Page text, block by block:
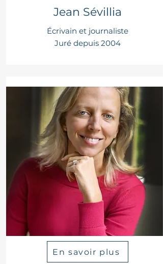
Jean Sévillia
Écrivain et journaliste
Juré depuis 2004
En savoir plus